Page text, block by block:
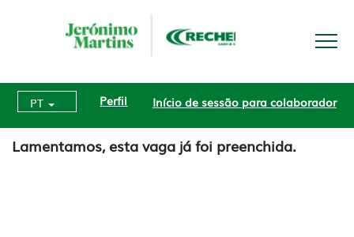
PT Perfil Início de sessão para colaborador
Lamentamos, esta vaga já foi preenchida.